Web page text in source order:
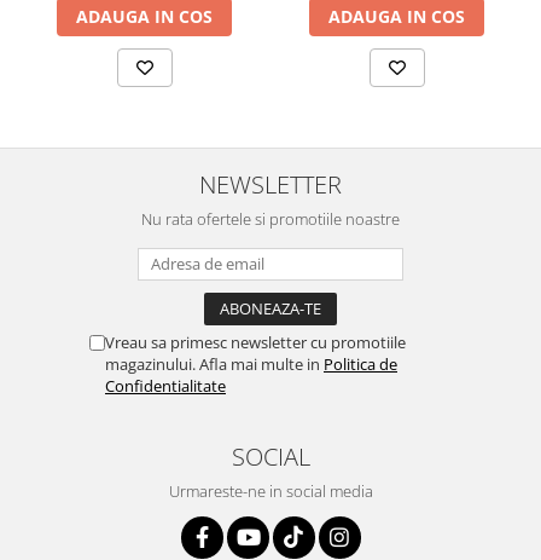
ADAUGA IN COS ADAUGA IN COS
NEWSLETTER
Nu rata ofertele si promotiile noastre
Vreau sa primesc newsletter cu promotiile
magazinului. Afla mai multe in Politica de
Confidentialitate
SOCIAL
Urmareste-ne in social media